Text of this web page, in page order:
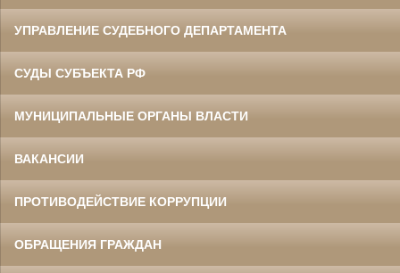
УПРАВЛЕНИЕ СУДЕБНОГО ДЕПАРТАМЕНТА
СУДЫ СУБЪЕКТА РФ
МУНИЦИПАЛЬНЫЕ ОРГАНЫ ВЛАСТИ
ВАКАНСИИ
ПРОТИВОДЕЙСТВИЕ КОРРУПЦИИ
ОБРАЩЕНИЯ ГРАЖДАН